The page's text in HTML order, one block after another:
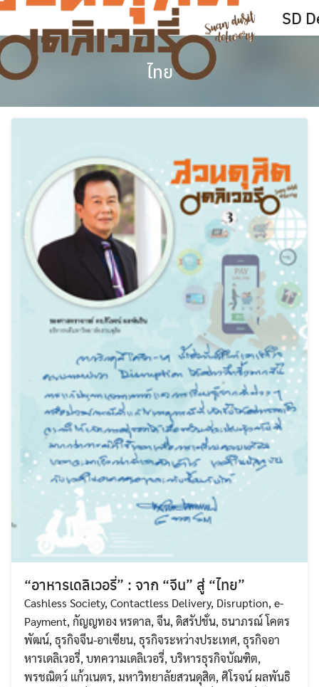
Skip
content
SD
ไทย
“อาหารเดลิเวอรี่” : จาก “จีน” สู่ “ไทย”
Cashless Society, Contactless Delivery, Disruption, e-
Payment, กัญญทอง หรดาล, จีน, ดิสรัปชั่น, ธนาภรณ์ โคตร
พัฒน์, ธุรกิจจีน-อาเซียน, ธุรกิจระหว่างประเทศ, ธุรกิจอา
หารเดลิเวอรี่, บทความเดลิเวอรี่, บริหารธุรกิจบัณฑิต,
พรชณิตว์ แก้วเนตร, มหาวิทยาลัยสวนดุสิต, ศิโรจน์ ผลพันธิ